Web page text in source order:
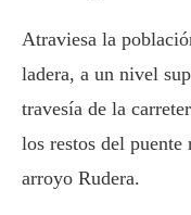
Atraviesa la
ladera, a un nivel
travesía de la
los restos del
arroyo Rudera.